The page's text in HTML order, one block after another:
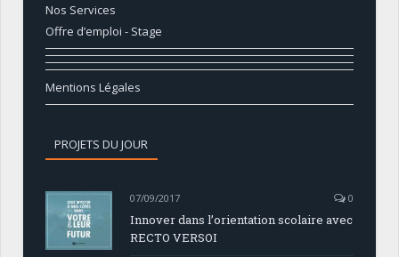
Nos Services
Offre d’emploi - Stage
Mentions Légales
PROJETS DU JOUR
07/09/2017 0
Innover dans l’orientation scolaire avec
RECTO VERSOI